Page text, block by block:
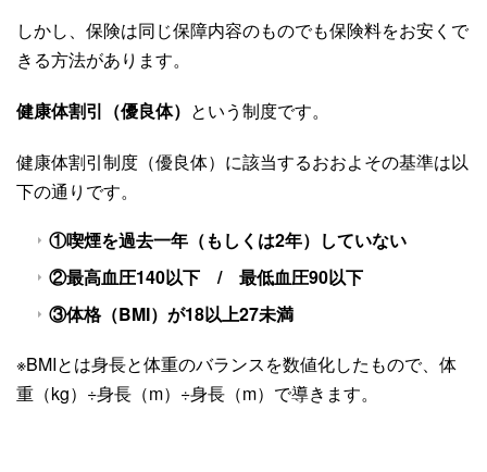
しかし、保険は同じ保障内容のものでも保険料をお安くで
きる方法があります。
健康体割引（優良体） という制度です。
健康体割引制度（優良体）に該当するおおよその基準は以
下の通りです。
①喫煙を過去一年（もしくは2年）していない
②最高血圧140以下 / 最低血圧90以下
③体格（BMI）が18以上27未満
※BMIとは身長と体重のバランスを数値化したもので、体
重（kg）÷身長（m）÷身長（m）で導きます。